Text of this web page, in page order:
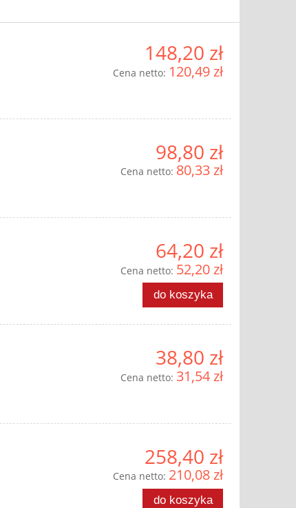
148,20 zł
Cena netto: 120,49 zł
98,80 zł
Cena netto: 80,33 zł
64,20 zł
Cena netto: 52,20 zł
do koszyka
38,80 zł
Cena netto: 31,54 zł
258,40 zł
Cena netto: 210,08 zł
do koszyka